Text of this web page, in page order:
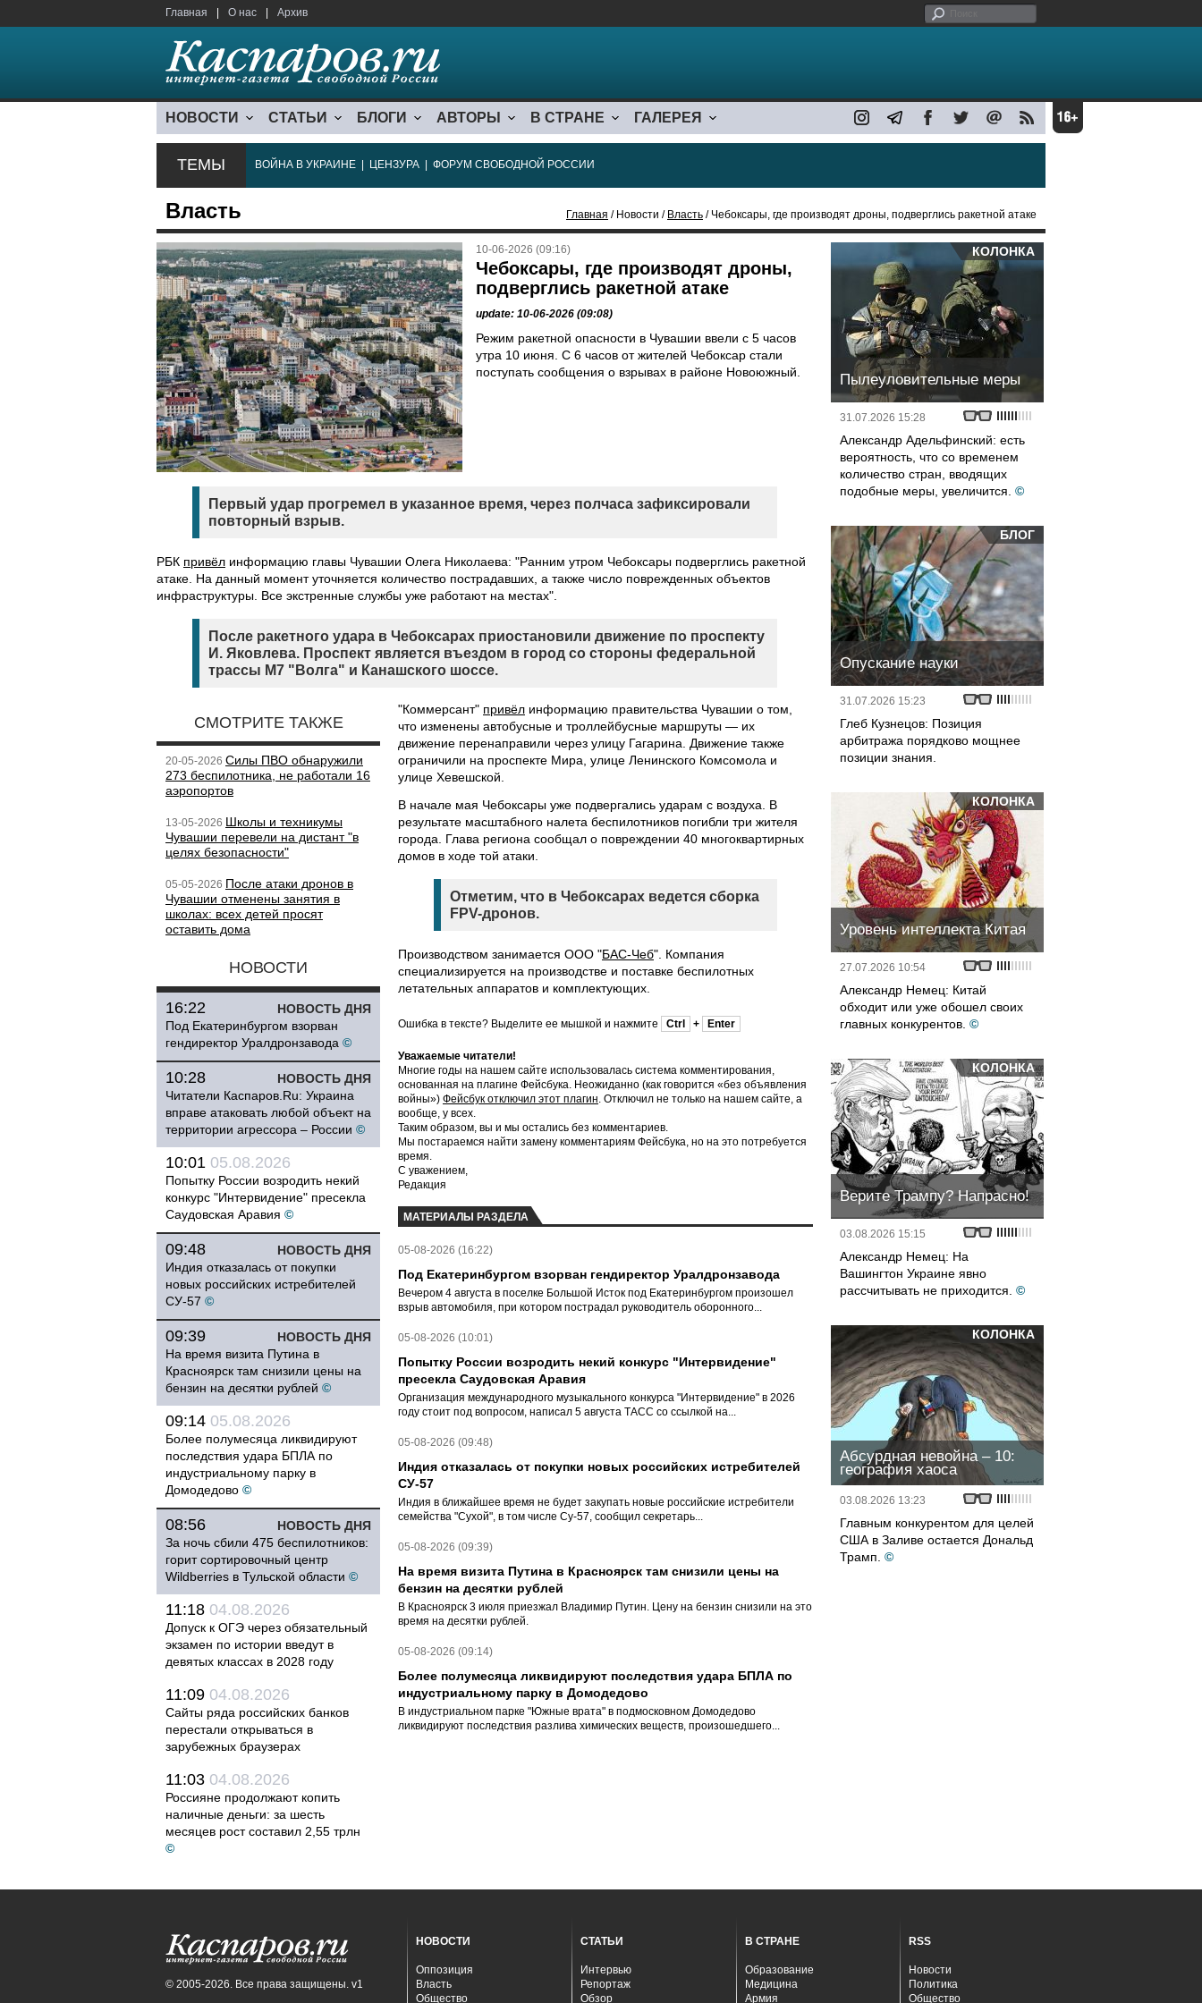
Главная О нас Архив
НОВОСТИ СТАТЬИ БЛОГИ АВТОРЫ В СТРАНЕ ГАЛЕРЕЯ
ТЕМЫ ВОЙНА В УКРАИНЕ ЦЕНЗУРА ФОРУМ СВОБОДНОЙ РОССИИ
Власть Главная / Новости / Власть / Чебоксары, где производят дроны, подверглись ракетной атаке
10-06-2026 (09:16)
Чебоксары, где производят дроны,
подверглись ракетной атаке
update: 10-06-2026 (09:08)
Режим ракетной опасности в Чувашии ввели с 5 часов
утра 10 июня. С 6 часов от жителей Чебоксар стали
поступать сообщения о взрывах в районе Новоюжный.
Первый удар прогремел в указанное время, через полчаса зафиксировали
повторный взрыв.
РБК привёл информацию главы Чувашии Олега Николаева: "Ранним утром Чебоксары подверглись ракетной
атаке. На данный момент уточняется количество пострадавших, а также число поврежденных объектов
инфраструктуры. Все экстренные службы уже работают на местах".
После ракетного удара в Чебоксарах приостановили движение по проспекту
И. Яковлева. Проспект является въездом в город со стороны федеральной
трассы М7 "Волга" и Канашского шоссе.
СМОТРИТЕ ТАКЖЕ
20-05-2026 Силы ПВО обнаружили
273 беспилотника, не работали 16
аэропортов
13-05-2026 Школы и техникумы
Чувашии перевели на дистант "в
целях безопасности"
05-05-2026 После атаки дронов в
Чувашии отменены занятия в
школах: всех детей просят
оставить дома
НОВОСТИ
НОВОСТЬ ДНЯ
16:22
Под Екатеринбургом взорван
гендиректор Уралдронзавода ©
НОВОСТЬ ДНЯ
10:28
Читатели Каспаров.Ru: Украина
вправе атаковать любой объект на
территории агрессора – России ©
10:01 05.08.2026
Попытку России возродить некий
конкурс "Интервидение" пресекла
Саудовская Аравия ©
НОВОСТЬ ДНЯ
09:48
Индия отказалась от покупки
новых российских истребителей
СУ-57 ©
НОВОСТЬ ДНЯ
09:39
На время визита Путина в
Красноярск там снизили цены на
бензин на десятки рублей ©
09:14 05.08.2026
Более полумесяца ликвидируют
последствия удара БПЛА по
индустриальному парку в
Домодедово ©
НОВОСТЬ ДНЯ
08:56
За ночь сбили 475 беспилотников:
горит сортировочный центр
Wildberries в Тульской области ©
11:18 04.08.2026
Допуск к ОГЭ через обязательный
экзамен по истории введут в
девятых классах в 2028 году
11:09 04.08.2026
Сайты ряда российских банков
перестали открываться в
зарубежных браузерах
11:03 04.08.2026
Россияне продолжают копить
наличные деньги: за шесть
месяцев рост составил 2,55 трлн
©
"Коммерсант" привёл информацию правительства Чувашии о том,
что изменены автобусные и троллейбусные маршруты — их
движение перенаправили через улицу Гагарина. Движение также
ограничили на проспекте Мира, улице Ленинского Комсомола и
улице Хевешской.
В начале мая Чебоксары уже подвергались ударам с воздуха. В
результате масштабного налета беспилотников погибли три жителя
города. Глава региона сообщал о повреждении 40 многоквартирных
домов в ходе той атаки.
Отметим, что в Чебоксарах ведется сборка
FPV-дронов.
Производством занимается ООО "БАС-Чеб". Компания
специализируется на производстве и поставке беспилотных
летательных аппаратов и комплектующих.
Ошибка в тексте? Выделите ее мышкой и нажмите Ctrl + Enter
Уважаемые читатели!
Многие годы на нашем сайте использовалась система комментирования,
основанная на плагине Фейсбука. Неожиданно (как говорится «без объявления
войны») Фейсбук отключил этот плагин. Отключил не только на нашем сайте, а
вообще, у всех.
Таким образом, вы и мы остались без комментариев.
Мы постараемся найти замену комментариям Фейсбука, но на это потребуется
время.
С уважением,
Редакция
МАТЕРИАЛЫ РАЗДЕЛА
05-08-2026 (16:22)
Под Екатеринбургом взорван гендиректор Уралдронзавода
Вечером 4 августа в поселке Большой Исток под Екатеринбургом произошел
взрыв автомобиля, при котором пострадал руководитель оборонного...
05-08-2026 (10:01)
Попытку России возродить некий конкурс "Интервидение"
пресекла Саудовская Аравия
Организация международного музыкального конкурса "Интервидение" в 2026
году стоит под вопросом, написал 5 августа ТАСС со ссылкой на...
05-08-2026 (09:48)
Индия отказалась от покупки новых российских истребителей
СУ-57
Индия в ближайшее время не будет закупать новые российские истребители
семейства "Сухой", в том числе Су-57, сообщил секретарь...
05-08-2026 (09:39)
На время визита Путина в Красноярск там снизили цены на
бензин на десятки рублей
В Красноярск 3 июля приезжал Владимир Путин. Цену на бензин снизили на это
время на десятки рублей.
05-08-2026 (09:14)
Более полумесяца ликвидируют последствия удара БПЛА по
индустриальному парку в Домодедово
В индустриальном парке "Южные врата" в подмосковном Домодедово
ликвидируют последствия разлива химических веществ, произошедшего...
КОЛОНКА
Пылеуловительные меры
31.07.2026 15:28
Александр Адельфинский: есть
вероятность, что со временем
количество стран, вводящих
подобные меры, увеличится. ©
БЛОГ
Опускание науки
31.07.2026 15:23
Глеб Кузнецов: Позиция
арбитража порядково мощнее
позиции знания.
КОЛОНКА
Уровень интеллекта Китая
27.07.2026 10:54
Александр Немец: Китай
обходит или уже обошел своих
главных конкурентов. ©
КОЛОНКА
Верите Трампу? Напрасно!
03.08.2026 15:15
Александр Немец: На
Вашингтон Украине явно
рассчитывать не приходится. ©
КОЛОНКА
Абсурдная невойна – 10:
география хаоса
03.08.2026 13:23
Главным конкурентом для целей
США в Заливе остается Дональд
Трамп. ©
© 2005-2026. Все права защищены. v1
НОВОСТИ
Оппозиция
Власть
Общество
СТАТЬИ
Интервью
Репортаж
Обзор
В СТРАНЕ
Образование
Медицина
Армия
RSS
Новости
Политика
Общество